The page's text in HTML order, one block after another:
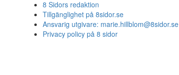
8 Sidors redaktion
Tillgänglighet på 8sidor.se
Ansvarig utgivare: marie.hillblom@8sidor.se
Privacy policy på 8 sidor